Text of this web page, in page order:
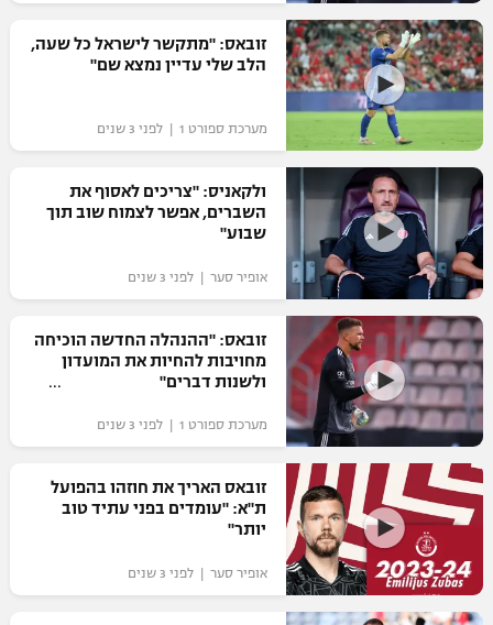
רשיון להקרנה פומבית לבית עסק
הצטרפות לחבילת הערוצים
לוח דרושים – ג'ובנט
תגיות
המגזין
זובאס: "מתקשר לישראל כל שעה,
הלב שלי עדיין נמצא שם"
מערכת ספורט 1 | לפני 3 שנים
ולקאניס: "צריכים לאסוף את
השברים, אפשר לצמוח שוב תוך
שבוע"
אופיר סער | לפני 3 שנים
זובאס: "ההנהלה החדשה הוכיחה
מחויבות להחיות את המועדון
ולשנות דברים"
מערכת ספורט 1 | לפני 3 שנים
זובאס האריך את חוזהו בהפועל
ת"א: "עומדים בפני עתיד טוב
יותר"
אופיר סער | לפני 3 שנים